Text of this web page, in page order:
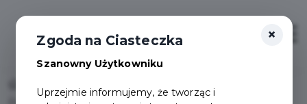
×
Zgoda na Ciasteczka
Szanowny Użytkowniku
Uprzejmie informujemy, że tworząc i